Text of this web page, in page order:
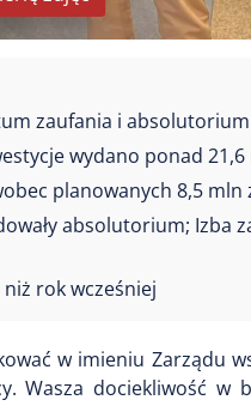
zaufania i absolutorium
wydano ponad
planowanych 8,5 mln
absolutorium; Izba
rok wcześniej
w imieniu Zarządu
Wasza dociekliwość